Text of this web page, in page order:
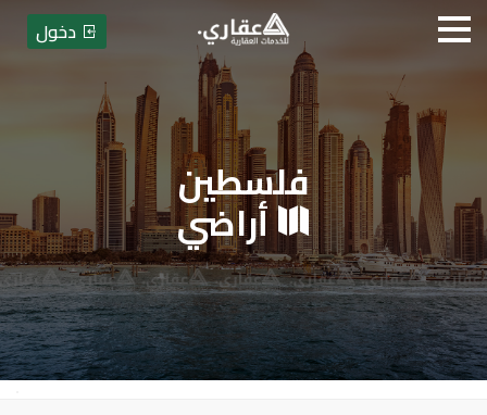
عقاري للخدمات العقارية -
فلسطين
أراضي
دخول